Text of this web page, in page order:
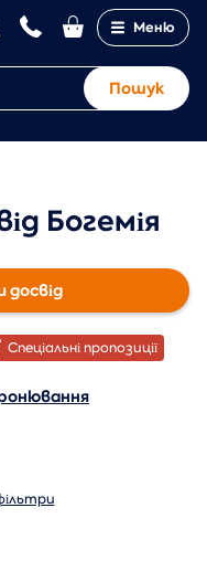
Меню
Пошук
Богемія
Спеціальні пропозиції